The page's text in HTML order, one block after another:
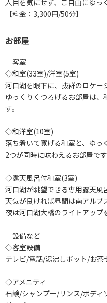
人目を気にせず、ご自由にゆっ
【料金：3,300円/50分】
お部屋
―客室―
◇和室(33室)/洋室(5室)
河口湖を眼下に、抜群のロケー
ゆっくりくつろげるお部屋は
す。
◇和洋室(10室)
落ち着いて寛げる和室と、ゆっ
2つが同時に味わえるお部屋です
◇露天風呂付和室(3室)
河口湖が眺望できる専用露天風
天気が良ければ昼間は南アルプ
夜は河口湖大橋のライトアップ
―設備など―
◇客室設備
テレビ/電話/湯沸しポット/お茶
◇アメニティ
石鹸/シャンプー/リンス/ボデ